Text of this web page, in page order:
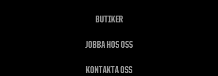
BUTIKER
JOBBA HOS OSS
KONTAKTA OSS